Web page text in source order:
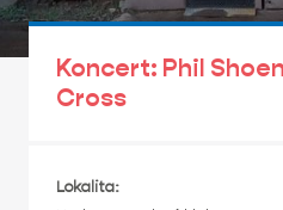
Koncert: Phil
Cross
Lokalita: